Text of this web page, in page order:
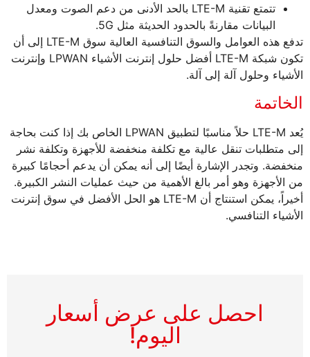
تتمتع تقنية LTE-M بالحد الأدنى من دعم الصوت ومعدل
البيانات مقارنةً بالحدود الحديثة مثل 5G.
تدفع هذه العوامل والسوق التنافسية العالية سوق LTE-M إلى أن
تكون شبكة LTE-M أفضل حلول إنترنت الأشياء LPWAN وإنترنت
الأشياء وحلول آلة إلى آلة.
الخاتمة
يُعد LTE-M حلاً مناسبًا لتطبيق LPWAN الخاص بك إذا كنت بحاجة
إلى متطلبات تنقل عالية مع تكلفة منخفضة للأجهزة وتكلفة نشر
منخفضة. وتجدر الإشارة أيضًا إلى أنه يمكن أن يدعم أحجامًا كبيرة
من الأجهزة وهو أمر بالغ الأهمية من حيث عمليات النشر الكبيرة.
أخيراً، يمكن استنتاج أن LTE-M هو الحل الأفضل في سوق إنترنت
الأشياء التنافسي.
احصل على عرض أسعار
اليوم!